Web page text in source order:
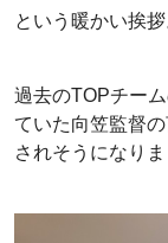
という暖かい挨拶
過去のTOPチーム
ていた向笠監督
されそうになりま